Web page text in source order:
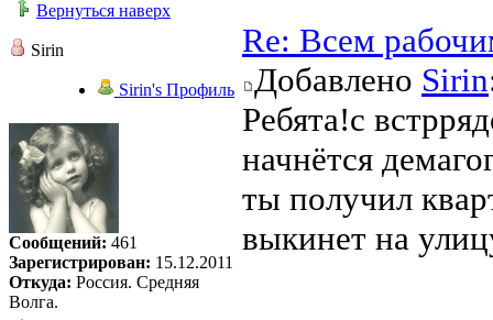
Вернуться наверх
Sirin
Sirin's Профиль
Сообщений: 461
Зарегистрирован: 15.12.2011
Откуда: Россия. Средняя
Волга.
Re: Всем
Добавлено Sirin
Ребята!с
начнётся
ты получил
выкинет на